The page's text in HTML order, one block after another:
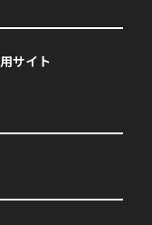
サイト